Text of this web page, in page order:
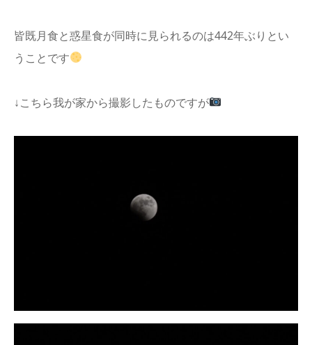
皆既月食と惑星食が同時に見られるのは442年ぶりとい
うことです
↓こちら我が家から撮影したものですが